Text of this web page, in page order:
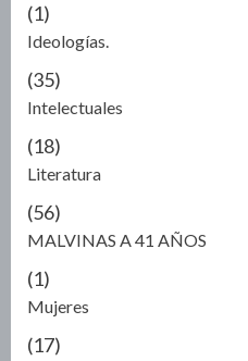
(1)
Ideologías.
(35)
Intelectuales
(18)
Literatura
(56)
MALVINAS A 41 AÑOS
(1)
Mujeres
(17)